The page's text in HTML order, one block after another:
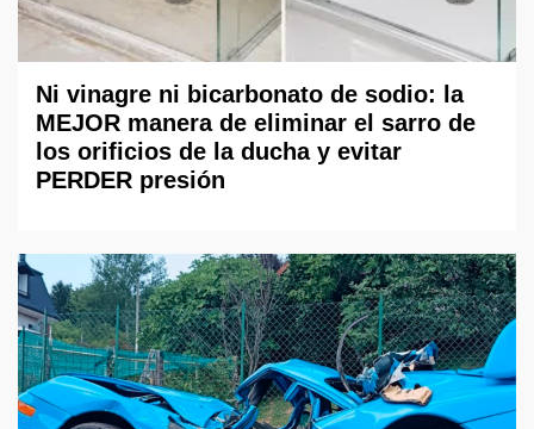
Ni vinagre ni bicarbonato de sodio: la
MEJOR manera de eliminar el sarro de
los orificios de la ducha y evitar
PERDER presión